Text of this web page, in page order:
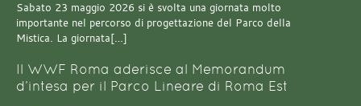
Sabato 23 maggio 2026 si è svolta una giornata molto
importante nel percorso di progettazione del Parco della
Mistica. La giornata[…]
Il WWF Roma aderisce al Memorandum
d’intesa per il Parco Lineare di Roma Est